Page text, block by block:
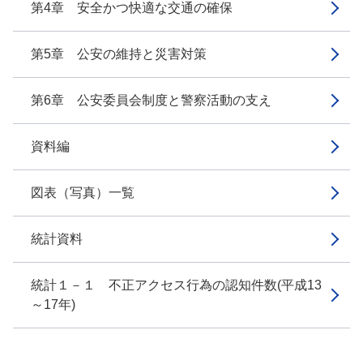
第4章 安全かつ快適な交通の確保
第5章 公安の維持と災害対策
第6章 公安委員会制度と警察活動の支え
資料編
図表（写真）一覧
統計資料
統計１－１ 不正アクセス行為の認知件数(平成13
～17年)